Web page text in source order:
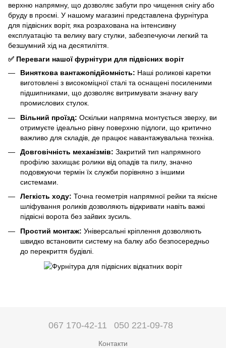
верхню напрямну, що дозволяє забути про чищення снігу або
бруду в проємі. У нашому магазині представлена фурнітура
для підвісних воріт, яка розрахована на інтенсивну
експлуатацію та велику вагу стулки, забезпечуючи легкий та
безшумний хід на десятиліття.
✅ Переваги нашої фурнітури для підвісних воріт
Виняткова вантажопідйомність: Наші роликові каретки
виготовлені з високоміцної сталі та оснащені посиленими
підшипниками, що дозволяє витримувати значну вагу
промислових стулок.
Вільний проїзд: Оскільки напрямна монтується зверху, ви
отримуєте ідеально рівну поверхню підлоги, що критично
важливо для складів, де працює навантажувальна техніка.
Довговічність механізмів: Закритий тип напрямного
профілю захищає ролики від опадів та пилу, значно
подовжуючи термін їх служби порівняно з іншими
системами.
Легкість ходу: Точна геометрія напрямної рейки та якісне
шліфування роликів дозволяють відкривати навіть важкі
підвісні ворота без зайвих зусиль.
Простий монтаж: Універсальні кріплення дозволяють
швидко встановити систему на балку або безпосередньо
до перекриття будівлі.
067 170-42-11 050 221-09-78
Контакти